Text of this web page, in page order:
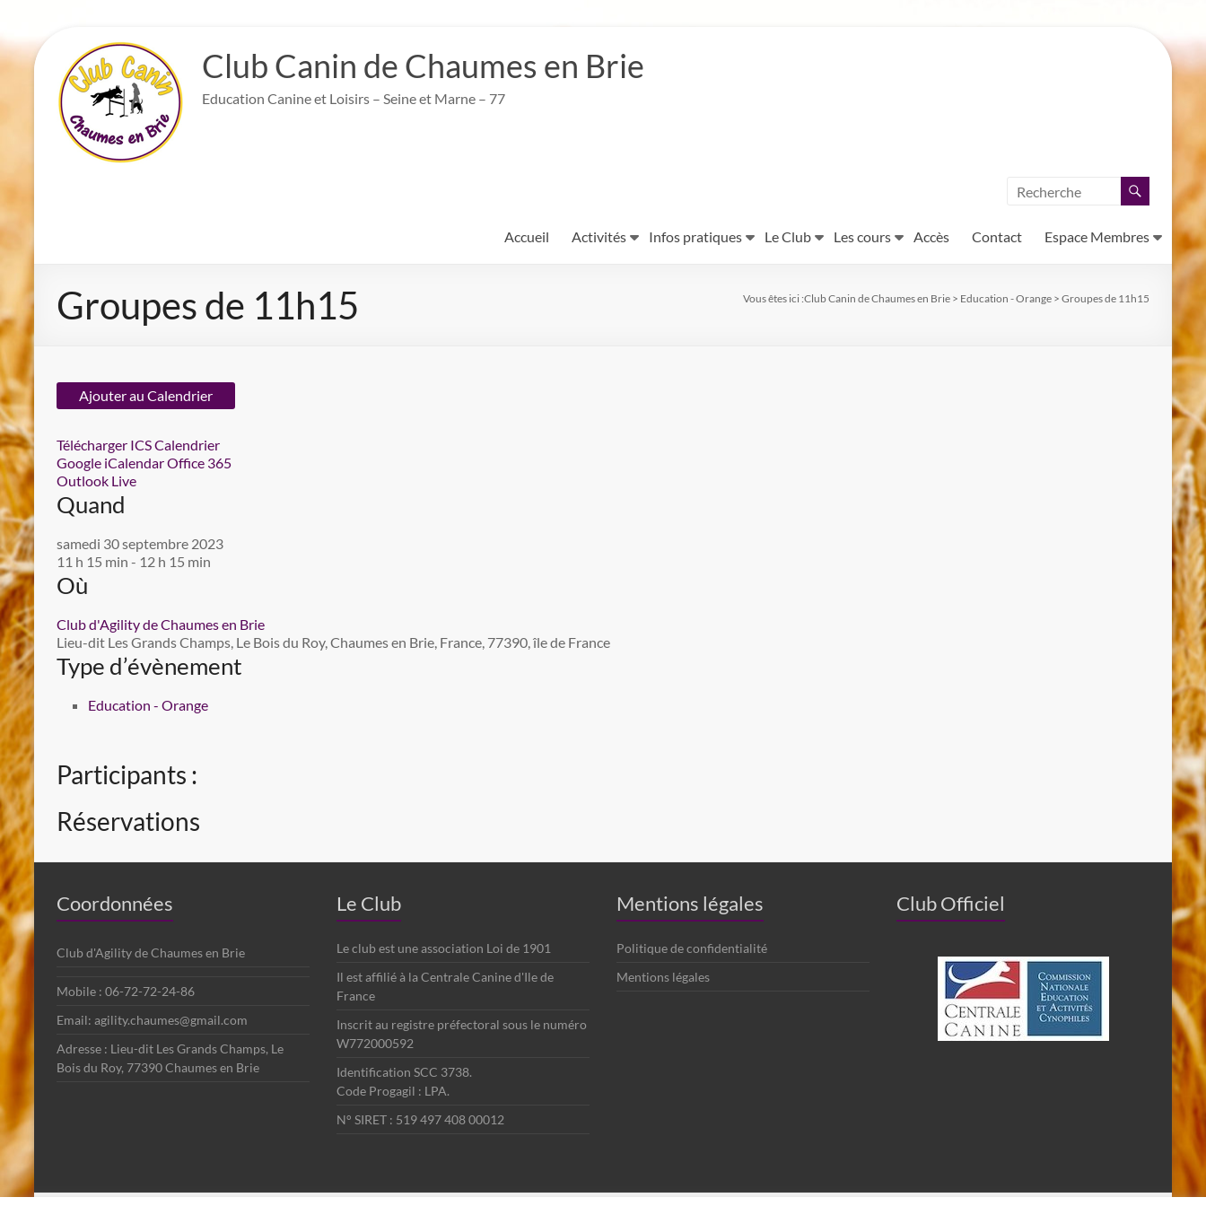
au
contenu
Club Canin de Chaumes en Brie
Education Canine et Loisirs – Seine et Marne – 77
Accueil Activités Infos pratiques Le Club Les cours Accès Contact Espace Membres
Groupes de 11h15 Vous êtes ici :Club Canin de Chaumes en Brie > Education - Orange > Groupes de 11h15
Ajouter au Calendrier
Télécharger ICSCalendrier
Google iCalendarOffice 365
Outlook Live
Quand
samedi 30 septembre 2023
11 h 15 min - 12 h 15 min
Où
Club d'Agility de Chaumes en Brie
Lieu-dit Les Grands Champs, Le Bois du Roy, Chaumes en Brie, France, 77390, île de France
Type d’évènement
Education - Orange
Participants :
Réservations
Coordonnées
Club d'Agility de Chaumes en Brie
Mobile : 06-72-72-24-86
Email: agility.chaumes@gmail.com
Adresse : Lieu-dit Les Grands Champs, Le
Bois du Roy, 77390 Chaumes en Brie
Le Club
Le club est une association Loi de 1901
Il est affilié à la Centrale Canine d'Ile de
France
Inscrit au registre préfectoral sous le numéro
W772000592
Identification SCC 3738.
Code Progagil : LPA.
N° SIRET : 519 497 408 00012
Mentions légales
Politique de confidentialité
Mentions légales
Club Officiel